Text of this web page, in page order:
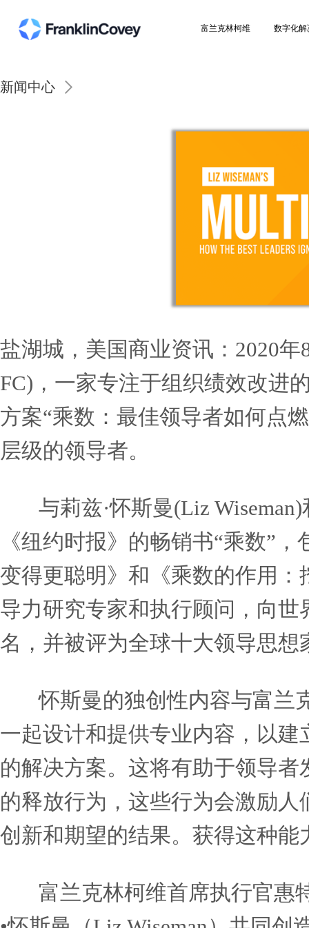
富兰克林柯维
新闻报道 | 富兰克林柯维为各级领导者
盐湖城，美国商业资讯：
FC)，一家专注于组织绩效
方案“乘数：最佳领导者
层级的领导者。
与莉兹·怀斯曼(Liz
《纽约时报》的畅销书“乘
导力研究专家和执行顾问
名，并被评为全球十大领
怀斯曼的独创性内容与富
的解决方案。这将有助于